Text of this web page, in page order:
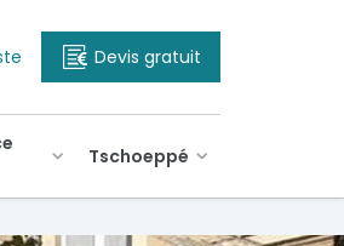
Devis gratuit
Tschoeppé